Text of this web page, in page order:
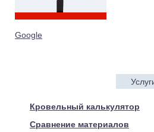
Google
Кровельный калькулятор
Сравнение материалов